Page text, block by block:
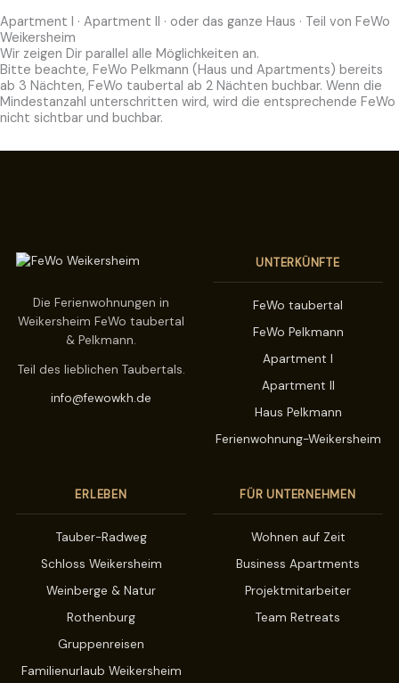
Apartment I · Apartment II · oder das ganze Haus · Teil von FeWo
Weikersheim
Wir zeigen Dir parallel alle Möglichkeiten an.
Bitte beachte, FeWo Pelkmann (Haus und Apartments) bereits
ab 3 Nächten, FeWo taubertal ab 2 Nächten buchbar. Wenn die
Mindestanzahl unterschritten wird, wird die entsprechende FeWo
nicht sichtbar und buchbar.
Die Ferienwohnungen in
Weikersheim FeWo taubertal
& Pelkmann.
Teil des lieblichen Taubertals.
info@fewowkh.de
UNTERKÜNFTE
FeWo taubertal
FeWo Pelkmann
Apartment I
Apartment II
Haus Pelkmann
Ferienwohnung-Weikersheim
ERLEBEN
Tauber-Radweg
Schloss Weikersheim
Weinberge & Natur
Rothenburg
Gruppenreisen
Familienurlaub Weikersheim
FÜR UNTERNEHMEN
Wohnen auf Zeit
Business Apartments
Projektmitarbeiter
Team Retreats